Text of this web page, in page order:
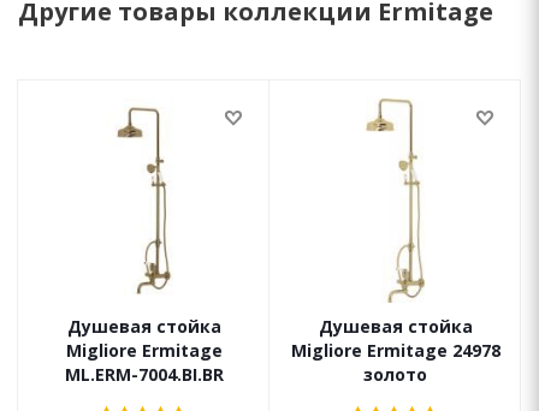
Другие товары коллекции Ermitage
Душевая стойка
Migliore Ermitage
ML.ERM-7004.BI.BR
Душевая стойка
Migliore Ermitage 24978
золото